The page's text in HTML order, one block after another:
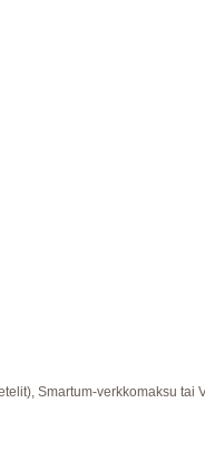
Smartum-verkkomaksu tai